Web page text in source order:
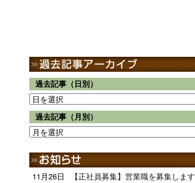
過去記事（日別）
過去記事（月別）
11月26日 【正社員募集】営業職を募集します